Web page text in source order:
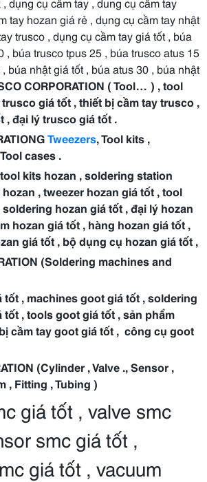
tay hozan giá rẻ , dụng cụ cầm tay nhật
trusco , dụng cụ cầm tay giá tốt , búa
, búa trusco tpus 25 , búa trusco atus 15
búa nhật giá tốt , búa atus 30 , búa nhật
CORPORATION ( Tool… ) , tool
giá tốt , thiết bị cầm tay trusco ,
, đại lý trusco giá tốt .
Tweezers, Tool kits ,
cases .
kits hozan , soldering station
, tweezer hozan giá tốt , tool
hozan giá tốt , đại lý hozan
hozan giá tốt , hàng hozan giá tốt ,
giá tốt , bộ dụng cụ hozan giá tốt ,
(Soldering machines and
, machines goot giá tốt , soldering
, tools goot giá tốt , sản phẩm
cầm tay goot giá tốt , công cụ goot
(Cylinder , Valve ., Sensor ,
, Fitting , Tubing )
giá tốt , valve smc
smc giá tốt ,
giá tốt , vacuum